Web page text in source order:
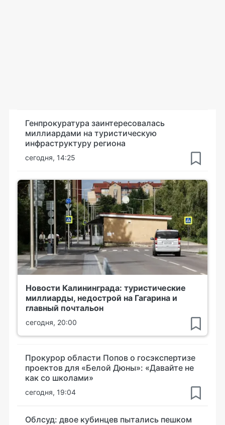
Генпрокуратура заинтересовалась
миллиардами на туристическую
инфраструктуру региона
сегодня, 14:25
Новости Калининграда: туристические
миллиарды, недострой на Гагарина и
главный почтальон
сегодня, 20:00
Прокурор области Попов о госэкспертизе
проектов для «Белой Дюны»: «Давайте не
как со школами»
сегодня, 19:04
Облсуд: двое кубинцев пытались пешком